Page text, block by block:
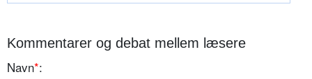
Kommentarer og debat mellem læsere
Navn*: